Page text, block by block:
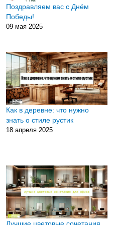
Поздравляем вас с Днём
Победы!
09 мая 2025
Как в деревне: что нужно
знать о стиле рустик
18 апреля 2025